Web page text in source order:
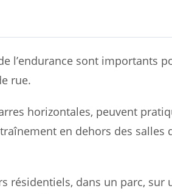
l’endurance sont importants
rue.
horizontales, peuvent
en dehors des salles
résidentiels, dans un parc, sur